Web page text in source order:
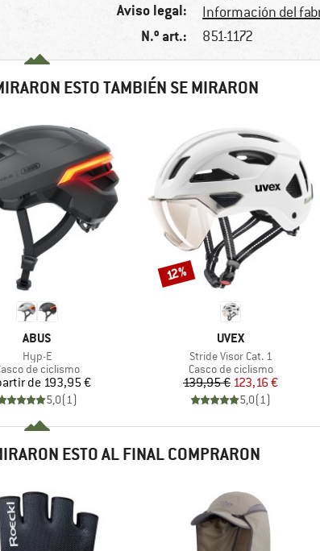
Aviso legal: Información del
N.º art.: 851-1172
ESTO TAMBIÉN SE MIRARON
MARCA
ABUS
Artículo
Hyp-E
group
de ciclismo
Precio
de 193,95 €
5,0(1)
MARCA
UVEX
Artículo
Stride Visor Cat. 1
Product group
Casco de ciclismo
Precio
139,95 €Precio reducido
123,16 €
5,0(1)
Descuento
12%
ESTO AL FINAL COMPRARON